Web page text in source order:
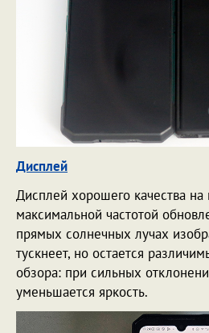
Дисплей
Дисплей хорошего качества на
максимальной частотой
прямых солнечных лучах
тускнеет, но остается
обзора: при сильных
уменьшается яркость.